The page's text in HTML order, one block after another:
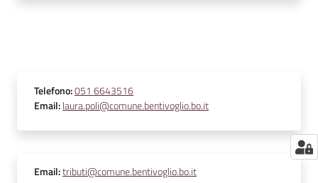
Telefono:051 6643516
Email:laura.poli@comune.bentivoglio.bo.it
Email:tributi@comune.bentivoglio.bo.it